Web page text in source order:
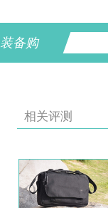
装备购
相关评测